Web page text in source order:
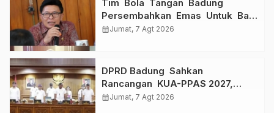
Tim Bola Tangan Badung
Persembahkan Emas Untuk Bali
, Taklukkan Jawa Tengah Di
calendar_monthJumat, 7 Agt 2026
DPRD Badung Sahkan
Rancangan KUA-PPAS 2027,
Anggaran Tembus Lebih Dari
calendar_monthJumat, 7 Agt 2026